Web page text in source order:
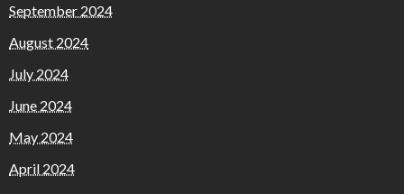
September 2024
August 2024
July 2024
June 2024
May 2024
April 2024